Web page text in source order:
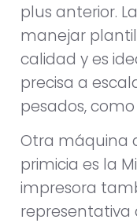
plus anterior.
manejar
calidad y es
precisa a
pesados,
Otra máquina
primicia es la
impresora
representativa